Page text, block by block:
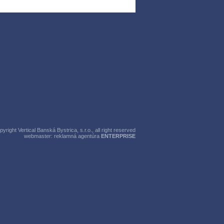
Vertical Banská Bystrica, s.r.o., all right reserved
webmaster: reklamná agentúra ENTERPRISE